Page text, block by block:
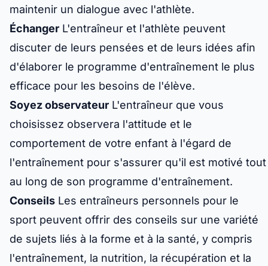
maintenir un dialogue avec l'athlète.
Échanger L'entraîneur et l'athlète peuvent
discuter de leurs pensées et de leurs idées afin
d'élaborer le programme d'entraînement le plus
efficace pour les besoins de l'élève.
Soyez observateur L'entraîneur que vous
choisissez observera l'attitude et le
comportement de votre enfant à l'égard de
l'entraînement pour s'assurer qu'il est motivé tout
au long de son programme d'entraînement.
Conseils Les entraîneurs personnels pour le
sport peuvent offrir des conseils sur une variété
de sujets liés à la forme et à la santé, y compris
l'entraînement, la nutrition, la récupération et la